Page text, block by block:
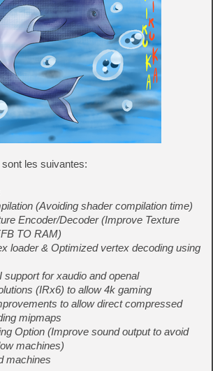
les suivantes:
(Avoiding shader compilation time)
Encoder/Decoder (Improve Texture
TO RAM)
loader & Optimized vertex decoding using
support for xaudio and openal
(IRx6) to allow 4k gaming
to allow direct compressed
mipmaps
Option (Improve sound output to avoid
machines)
machines